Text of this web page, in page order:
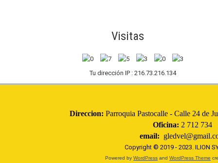
Visitas
Tu dirección IP : 216.73.216.134
Direccion: Parroquia Pastocalle - Calle 24 de
Oficina: 2 712 734
email:
Copyright © 2019 - 2023. ILION
Powered by WordPress and WordPress Theme